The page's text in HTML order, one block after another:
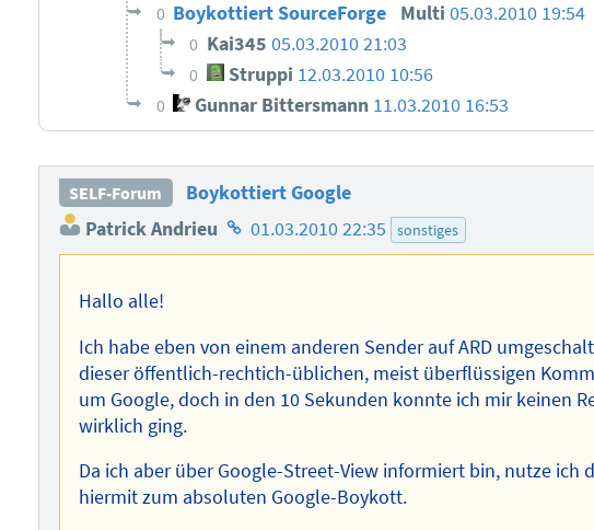
0 Boykottiert SourceForge Multi05.03.2010 19:54
0 Kai34505.03.2010 21:03
0 Struppi 12.03.2010 10:56
0 Gunnar Bittersmann 11.03.2010 16:53
SELF-Forum
Boykottiert Google
Patrick Andrieu Homepage
des
01.03.2010 22:35 sonstiges
Hallo alle!
Ich habe eben von einem anderen Sender auf ARD
dieser öffentlich-rechtich-üblichen, meist überflüssigen
um Google, doch in den 10 Sekunden konnte ich mir keinen
wirklich ging.
Da ich aber über Google-Street-View informiert bin, nutze ich
hiermit zum absoluten Google-Boykott.